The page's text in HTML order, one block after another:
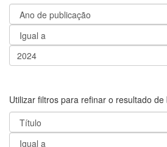
Utilizar filtros para refinar o resultado de